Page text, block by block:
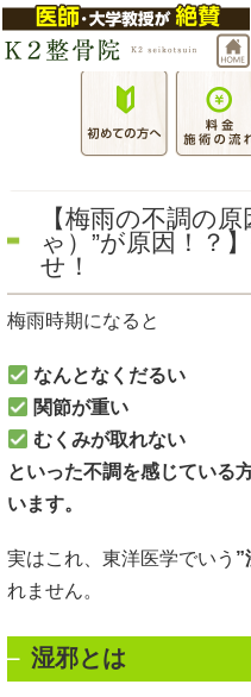
【梅雨の不調の
ゃ）”が原因！？
せ！
梅雨時期になると
なんとなくだるい
関節が重い
むくみが取れない
といった不調を感じている
います。
実はこれ、東洋医学でいう ”
れません。
湿邪とは